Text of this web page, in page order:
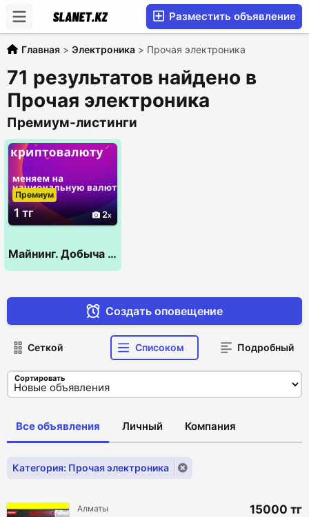
Разместить объявление
Главная > Электроника > Прочая электроника
71 результатов найдено в
Прочая электроника
Премиум-листинги
1 тг 2
Премиум
Майнинг. Добыча новых монет.
Создать оповещение
Сеткой Списоком Подробный
Сортировать
Все объявления Личный Компания
Категория: Прочая электроника
Алматы 15000 тг